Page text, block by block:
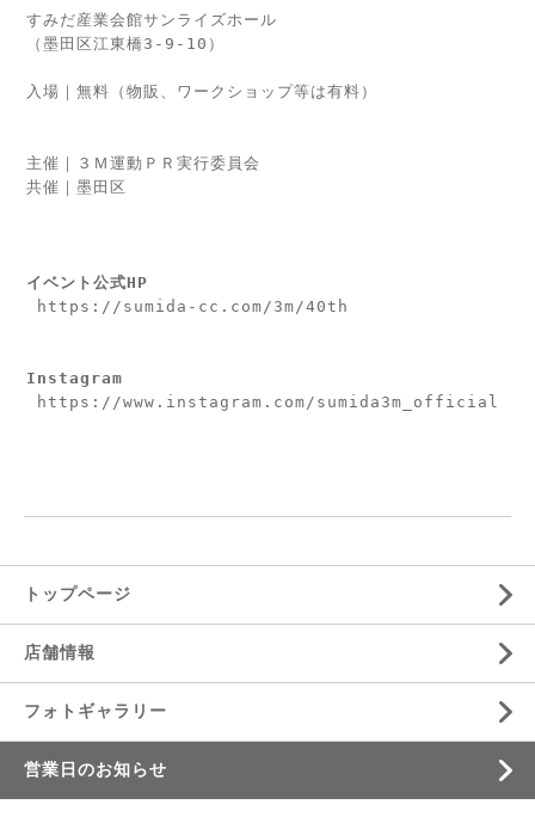
すみだ産業会館サンライズホール
主催｜３Ｍ運動ＰＲ実行委員会
イベント公式HP
https://sumida-cc.com/3m/40th
Instagram
https://www.instagram.com/sumida3m_official
トップページ
店舗情報
フォトギャラリー
営業日のお知らせ